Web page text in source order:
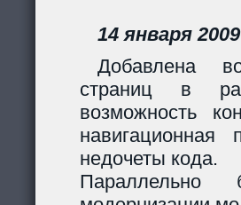
14 января 2009
Добавлена
страниц в
возможность
навигационная
недочеты кода.